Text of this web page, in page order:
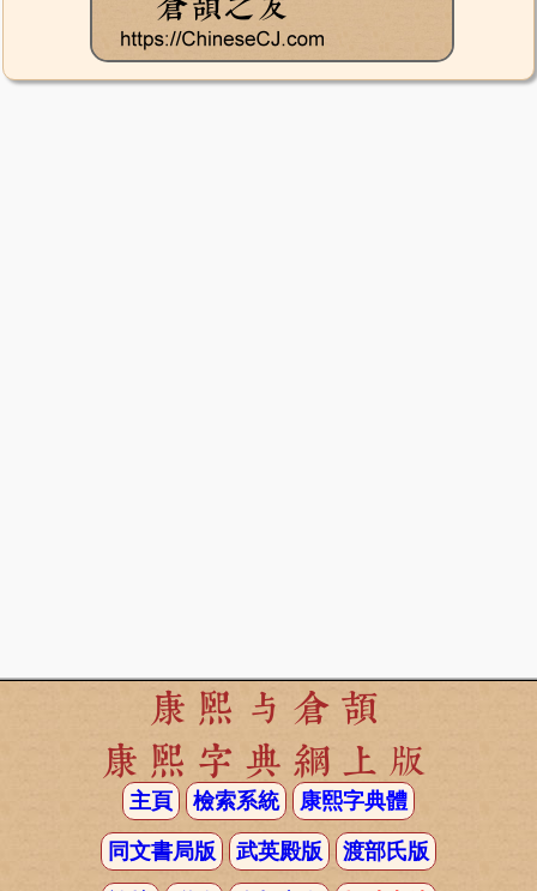
康熙与倉頡
康熙字典網上版
主頁 檢索系統 康熙字典體
同文書局版 武英殿版 渡部氏版